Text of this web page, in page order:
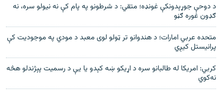
د دوحې جوړېدونکې غونډه؛ متقي: د شرطونو په پام کې نه نیولو سره، نه
ګډون غوره ګڼو
متحده عربي امارات؛ د هندوانو تر ټولو لوی معبد د مودي په موجودیت کې
پرانیستل کیږي
کربي: امریکا له طالبانو سره د اړیکو ښه کېدو یا یې د رسمیت پېژندلو هڅه
نه‌کوي